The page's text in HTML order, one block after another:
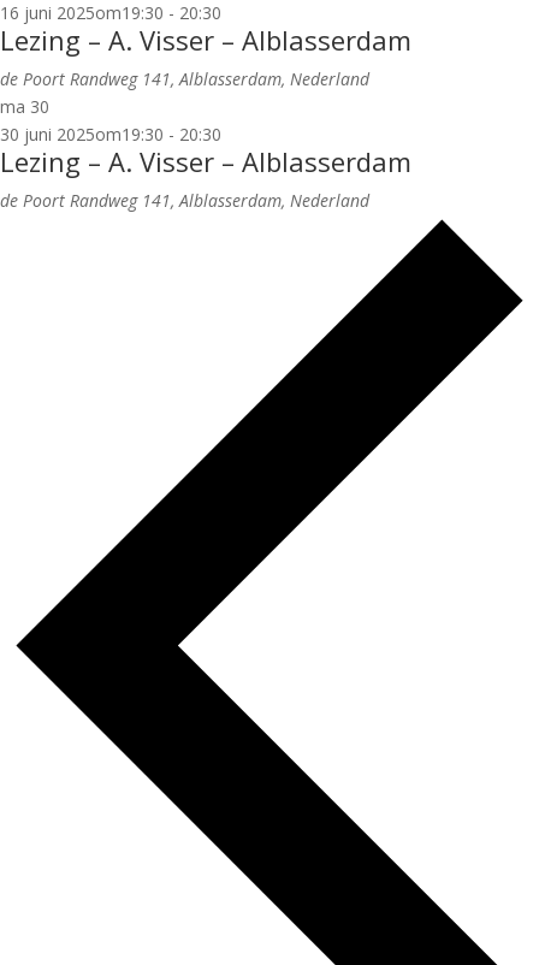
16 juni 2025om19:30 - 20:30
Lezing – A. Visser – Alblasserdam
de Poort Randweg 141, Alblasserdam, Nederland
ma 30
30 juni 2025om19:30 - 20:30
Lezing – A. Visser – Alblasserdam
de Poort Randweg 141, Alblasserdam, Nederland